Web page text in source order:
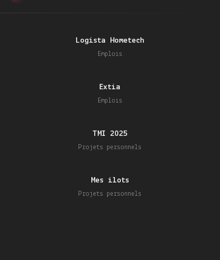
Logista Hometech
Emplois
Extia
Emplois
TMI 2025
Projets personnels
Mes ilots
Projets personnels